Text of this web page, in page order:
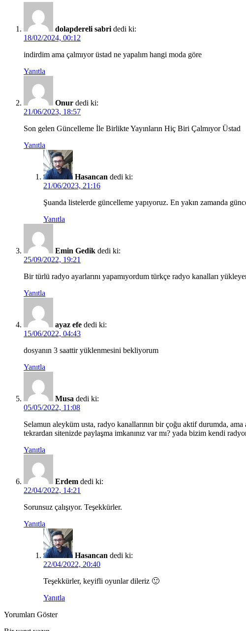
dolapdereli sabri dedi ki:
18/02/2024, 00:12
indirdim ama çalmıyor üstad ne yapalım hangi moda göre
Yanıtla
Onur dedi ki:
21/06/2023, 18:57
Son gelen Güncelleme İle Birlikte Yayınların Hiç Biri Çalmıyor Üstad
Yanıtla
Hasancan dedi ki:
21/06/2023, 21:16
Şuanda listelerde güncelleme yapıyoruz. En yakın zamanda
Yanıtla
Emin Gedik dedi ki:
25/09/2022, 19:21
Bir türlü radyo ayarlarını yapamıyordum türkçe radyo kanalları
Yanıtla
ayaz efe dedi ki:
15/06/2022, 04:43
dosyanın 3 saattir yüklenmesini bekliyorum
Yanıtla
Musa dedi ki:
05/05/2022, 11:08
Selamun aleyküm usta, radyo kanallarının bir çoğu aktif durumda,
tekrardan sitenizde paylaşma imkanınız var mı? yada bizim kendi
Yanıtla
Erdem dedi ki:
22/04/2022, 14:21
Sorunsuz çalışıyor. Teşekkürler.
Yanıtla
Hasancan dedi ki:
22/04/2022, 20:40
Teşekkürler, keyifli oyunlar dileriz 🙂
Yanıtla
Yorumları Göster